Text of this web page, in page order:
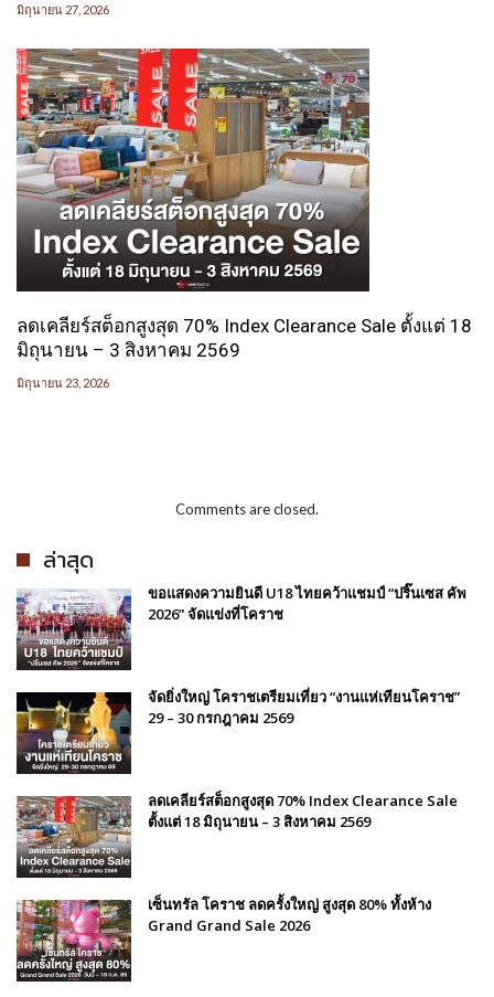
มิถุนายน 27, 2026
ลดเคลียร์สต็อกสูงสุด 70% Index Clearance Sale ตั้งแต่ 18
มิถุนายน – 3 สิงหาคม 2569
มิถุนายน 23, 2026
Comments are closed.
ล่าสุด
ขอแสดงความยินดี U18 ไทยคว้าแชมป์ “ปริ๊นเซส คัพ
2026” จัดแข่งที่โคราช
จัดยิ่งใหญ่ โคราชเตรียมเที่ยว “งานแห่เทียนโคราช”
29 – 30 กรกฎาคม 2569
ลดเคลียร์สต็อกสูงสุด 70% Index Clearance Sale
ตั้งแต่ 18 มิถุนายน – 3 สิงหาคม 2569
เซ็นทรัล โคราช ลดครั้งใหญ่ สูงสุด 80% ทั้งห้าง
Grand Grand Sale 2026